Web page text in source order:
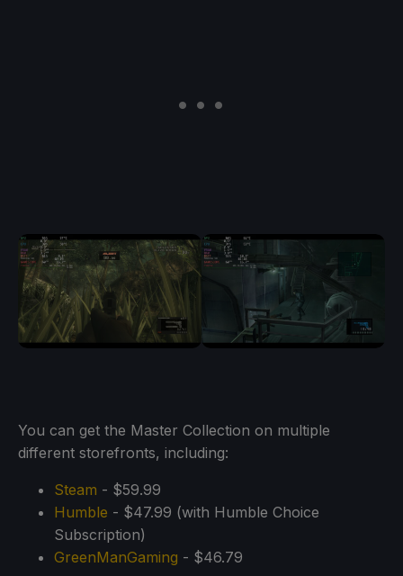
You can get the Master Collection on multiple
different storefronts, including:
Steam - $59.99
Humble - $47.99 (with Humble Choice
Subscription)
GreenManGaming - $46.79